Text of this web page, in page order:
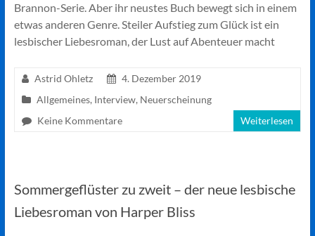
Brannon-Serie. Aber ihr neustes Buch bewegt sich in einem
etwas anderen Genre. Steiler Aufstieg zum Glück ist ein
lesbischer Liebesroman, der Lust auf Abenteuer macht
Astrid Ohletz
4. Dezember 2019
Allgemeines, Interview, Neuerscheinung
Keine Kommentare
Weiterlesen
Sommergeflüster zu zweit – der neue lesbische
Liebesroman von Harper Bliss